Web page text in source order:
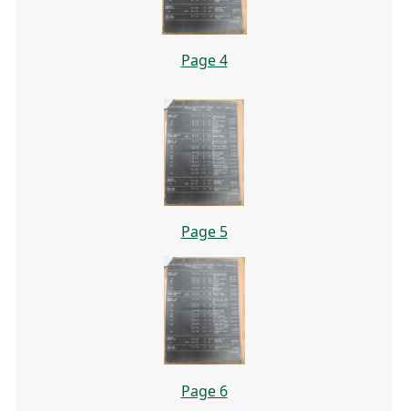
Page 4
Page 5
Page 6